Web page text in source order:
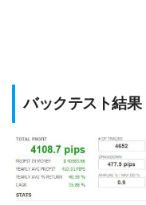
バックテスト結果